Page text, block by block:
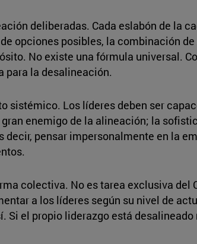
deliberadas. Cada eslabón de la
opciones posibles, la combinación
No existe una fórmula universal.
para la desalineación.
sistémico. Los líderes deben ser
enemigo de la alineación; la
pensar impersonalmente en la
colectiva. No es tarea exclusiva del
a los líderes según su nivel de
el propio liderazgo está